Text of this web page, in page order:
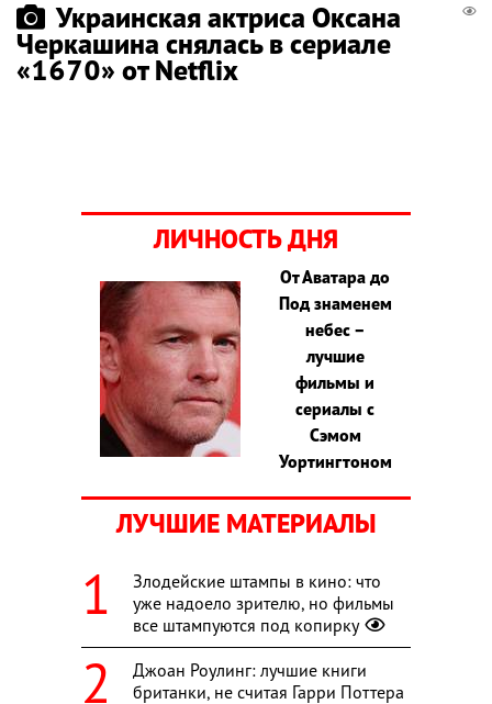
Украинская актриса Оксана
Черкашина снялась в сериале
«1670» от Netflix
ЛИЧНОСТЬ ДНЯ
От Аватара до
Под знаменем
небес –
лучшие
фильмы и
сериалы с
Сэмом
Уортингтоном
ЛУЧШИЕ МАТЕРИАЛЫ
Злодейские штампы в кино: что
уже надоело зрителю, но фильмы
все штампуются под копирку
Джоан Роулинг: лучшие книги
британки, не считая Гарри Поттера